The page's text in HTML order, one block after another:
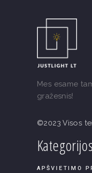
Mes esame
gražesnis!
©2023 Visos
Kategorijos
APŠVIETIMO